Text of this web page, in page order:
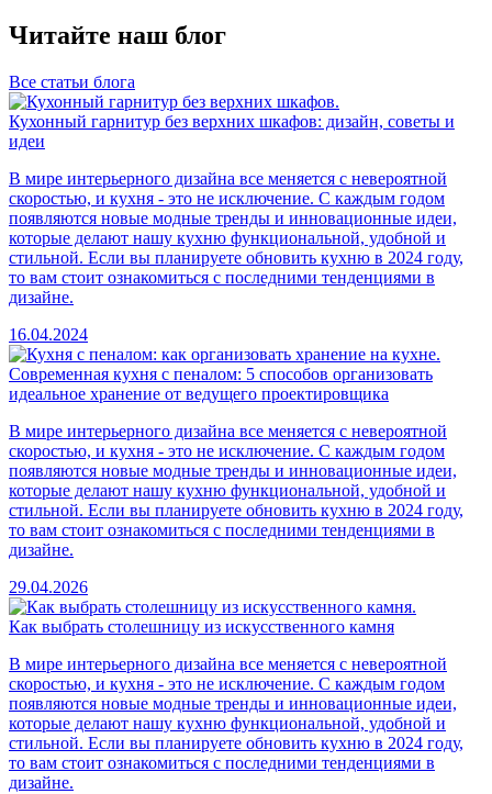
Читайте наш блог
Все статьи блога
Кухонный гарнитур без верхних шкафов: дизайн, советы и
идеи
В мире интерьерного дизайна все меняется с невероятной
скоростью, и кухня - это не исключение. С каждым годом
появляются новые модные тренды и инновационные идеи,
которые делают нашу кухню функциональной, удобной и
стильной. Если вы планируете обновить кухню в 2024 году,
то вам стоит ознакомиться с последними тенденциями в
дизайне.
16.04.2024
Современная кухня с пеналом: 5 способов организовать
идеальное хранение от ведущего проектировщика
В мире интерьерного дизайна все меняется с невероятной
скоростью, и кухня - это не исключение. С каждым годом
появляются новые модные тренды и инновационные идеи,
которые делают нашу кухню функциональной, удобной и
стильной. Если вы планируете обновить кухню в 2024 году,
то вам стоит ознакомиться с последними тенденциями в
дизайне.
29.04.2026
Как выбрать столешницу из искусственного камня
В мире интерьерного дизайна все меняется с невероятной
скоростью, и кухня - это не исключение. С каждым годом
появляются новые модные тренды и инновационные идеи,
которые делают нашу кухню функциональной, удобной и
стильной. Если вы планируете обновить кухню в 2024 году,
то вам стоит ознакомиться с последними тенденциями в
дизайне.